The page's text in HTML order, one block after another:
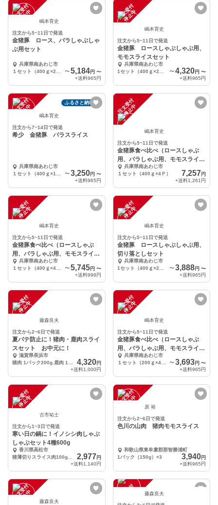
注
文
受
付
停
止
中 嶋本育史
注文から5~11日で発送
金猪豚 ロース、バラしゃぶしゃ
ぶ用セット
兵庫県南あわじ市
〜 5,184円 〜
+送料965円
注
文
受
付
停
止
中
嶋本育史
注文から5~11日で発送
金猪豚 ロースしゃぶしゃぶ用、
モモスライスセット
兵庫県南あわじ市
〜4,320円 〜
+送料965円
注
文
受
付
停
止
中
ふるさと納税可
嶋本育史
注文から7~14日で発送
希少 金猪豚 バラスライス
兵庫県南あわじ市
〜 3,250円 〜
+送料965円
注
文
受
付
停
止
中
嶋本育史
注文から5~11日で発送
金猪豚食べ比べ（ロースしゃぶ
用、バラしゃぶ用、モモスライ
ス、切落し 進物箱入り
兵庫県南あわじ市
１セット（400ｇ×4Ｐ）
7,257円
+送料1,261円
注
文
受
付
停
止
中
嶋本育史
注文から5~11日で発送
金猪豚食べ比べ（ロースしゃぶ
用、バラしゃぶ用、モモスライ
ス、切落し
兵庫県南あわじ市
〜 5,745円 〜
+送料998円
注
文
受
付
停
止
中
嶋本育史
注文から5~11日で発送
金猪豚 ロースしゃぶしゃぶ用、
切り落としセット
兵庫県南あわじ市
〜3,888円 〜
+送料965円
注
文
受
付
停
止
中
藤森良夫
注文から2~6日で発送
夏バテ防止に！猪肉・鹿肉スライ
スセット お中元に！
滋賀県長浜市
4,320円
+送料1,000円
注
文
受
付
停
止
中
嶋本育史
注文から5~11日で発送
金猪豚食べ比べ（ロースしゃぶ
用、バラしゃぶ用、モモスライ
ス、切落し
兵庫県南あわじ市
１セット（200ｇ×4Ｐ）
〜3,693円 〜
+送料965円
注
文
受
付
停
止
中
古市祐士
注文から1~3日で発送
寒い日の鍋に！イノシシ肉しゃぶ
しゃぶセット4種600g
香川県高松市
2,977 円
+送料1,140円
注
文
受
付
停
止
中 原 裕
注文から2~6日で発送
色川の山肉 猪肉モモスライス
和歌山県東牟婁郡那智勝浦町
1パック（150g）×3
3,940円
+送料965円
注
文
受
付
停
止
中 藤森良夫
注
文
受
付
停
止 藤森良夫